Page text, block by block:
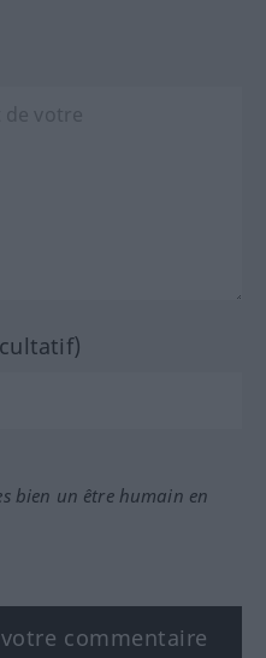
bien un être humain en
votre commentaire